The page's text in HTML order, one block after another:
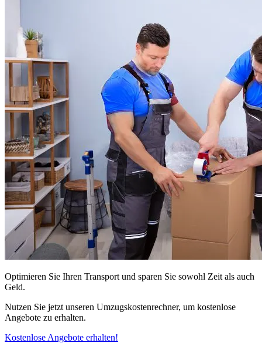
Optimieren Sie Ihren Transport und sparen Sie sowohl Zeit als auch
Geld.
Nutzen Sie jetzt unseren Umzugskostenrechner, um kostenlose
Angebote zu erhalten.
Kostenlose Angebote erhalten!